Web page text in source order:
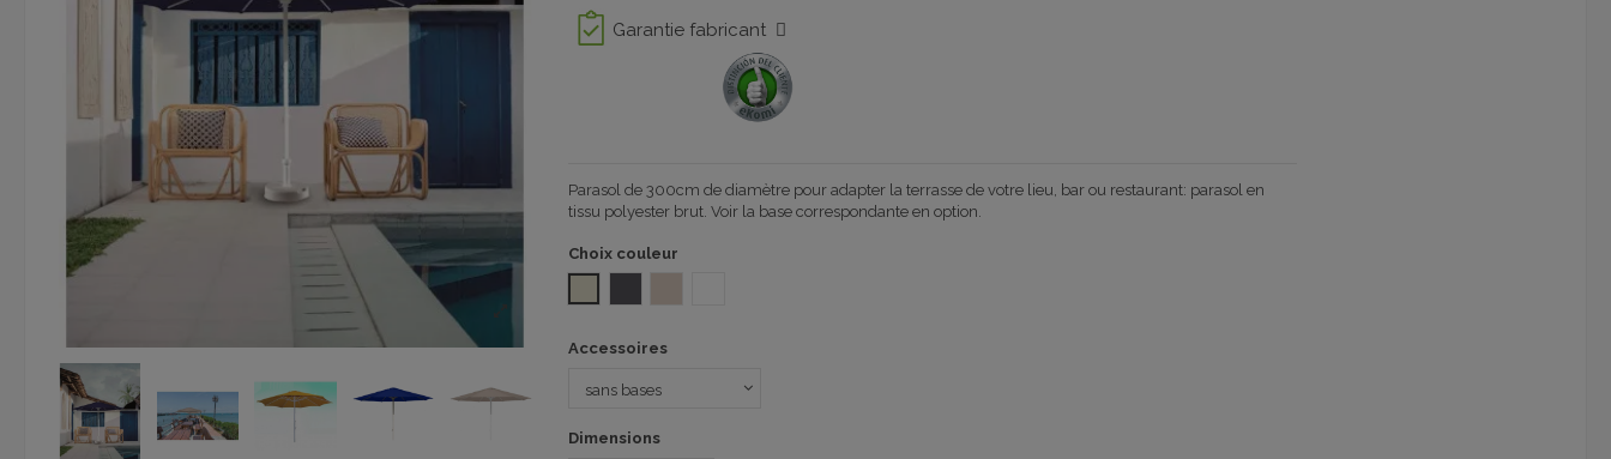
Garantie fabricant
Parasol de 300cm de diamètre pour adapter la terrasse de votre lieu, bar ou restaurant: parasol en
tissu polyester brut. Voir la base correspondante en option.
Choix couleur
Accessoires
Dimensions